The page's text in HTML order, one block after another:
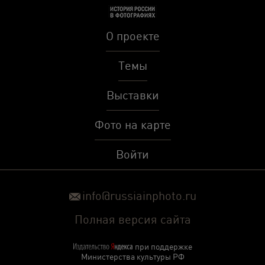
О проекте
Темы
Выставки
Фото на карте
Войти
info@russiainphoto.ru
Полная версия сайта
при поддержке
Министерства культуры РФ